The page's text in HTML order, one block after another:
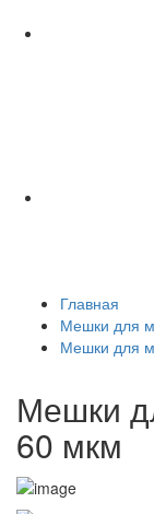
Главная
Мешки для
Мешки для
Мешки
60 мкм